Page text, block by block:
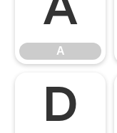
A
A
D